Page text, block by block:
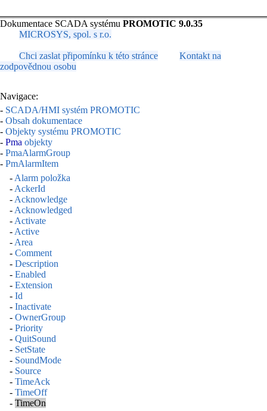
Dokumentace SCADA systému PROMOTIC 9.0.35
MICROSYS, spol. s r.o.
Chci zaslat připomínku k této stránce
Kontakt na
zodpovědnou osobu
Navigace:
- SCADA/HMI systém PROMOTIC
- Obsah dokumentace
- Objekty systému PROMOTIC
- Pma objekty
- PmaAlarmGroup
- PmAlarmItem
- Alarm položka
- AckerId
- Acknowledge
- Acknowledged
- Activate
- Active
- Area
- Comment
- Description
- Enabled
- Extension
- Id
- Inactivate
- OwnerGroup
- Priority
- QuitSound
- SetState
- SoundMode
- Source
- TimeAck
- TimeOff
- TimeOn